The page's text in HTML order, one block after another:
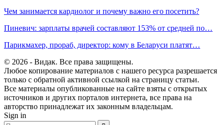
Чем занимается кардиолог и почему важно его посетить?
Пиневич: зарплаты врачей составляют 153% от средней по…
Парикмахер, прораб, директор: кому в Беларуси платят…
© 2026 - Видак. Все права защищены.
Любое копирование материалов с нашего ресурса разрешается
только с обратной активной ссылкой на страницу статьи.
Все материалы опубликованные на сайте взяты с открытых
источников и других порталов интернета, все права на
авторство принадлежат их законным владельцам.
Sign in